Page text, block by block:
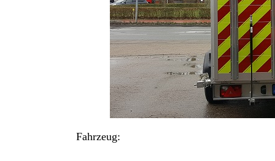
Fahrzeug: